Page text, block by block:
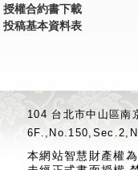
授權合約書下載
投稿基本資料表
104 台北市中山區
本網站智慧財產權